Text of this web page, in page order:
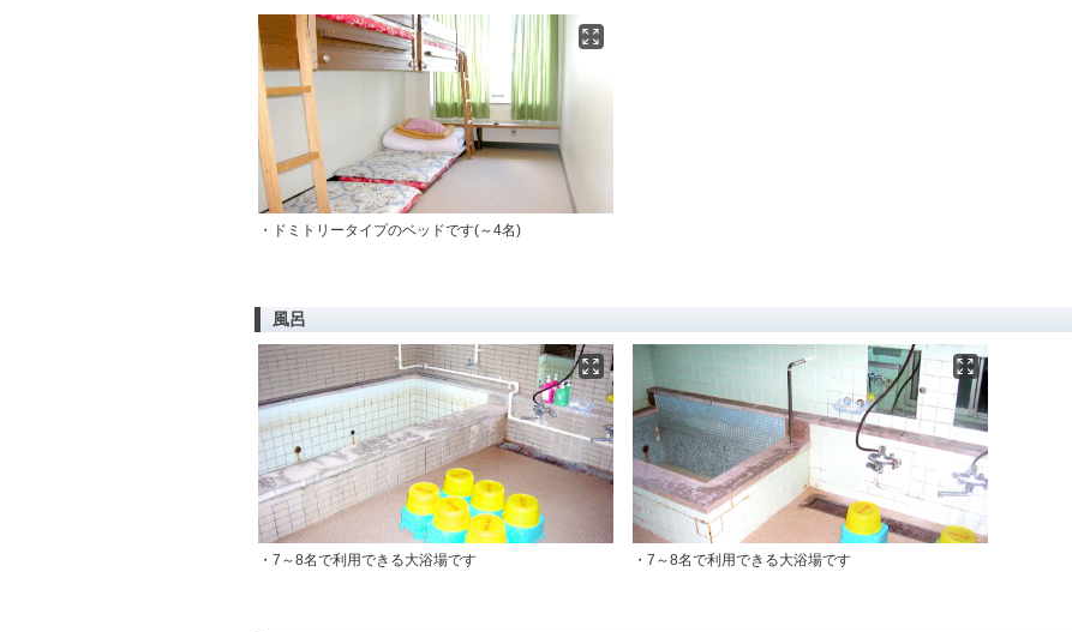
・ドミトリータイプのベッドです(～4名)
風呂
・7～8名で利用できる大浴場です ・7～8名で利用できる大浴場です